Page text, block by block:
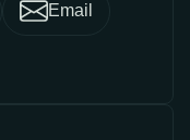
Email